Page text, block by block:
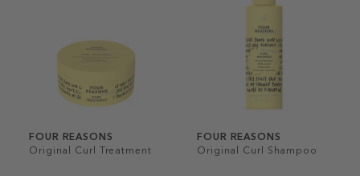
FOUR REASONS
Original Curl Treatment
FOUR REASONS
Original Curl Shampoo